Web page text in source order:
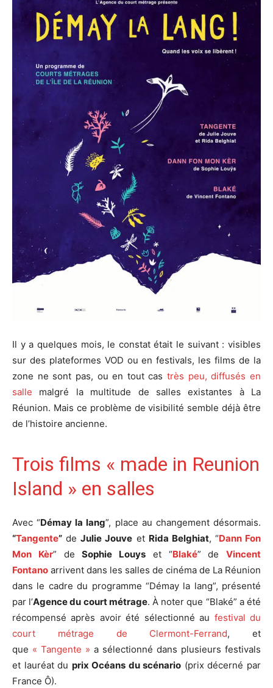
Il y a quelques mois, le constat était le suivant : visibles
sur des plateformes VOD ou en festivals, les films de la
zone ne sont pas, ou en tout castrès peu, diffusés en
salle malgré la multitude de salles existantes à La
Réunion. Mais ce problème de visibilité semble déjà être
de l’histoire ancienne.
Trois films « made in Reunion
Island » en salles
Avec “Démay la lang”, place au changement désormais.
“Tangente” deJulie Jouve et Rida Belghiat, “Dann Fon
Mon Kèr” deSophie Louys et “Blaké” de Vincent
Fontano arrivent dans les salles de cinéma de La Réunion
dans le cadre du programme “Démay la lang”, présenté
par l’Agence du court métrage. À noter que “Blaké” a été
récompensé après avoir été sélectionné au festival du
court métrage de Clermont-Ferrand, et
que « Tangente » a sélectionné dans plusieurs festivals
et lauréat du prix Océans du scénario (prix décerné par
France Ô).